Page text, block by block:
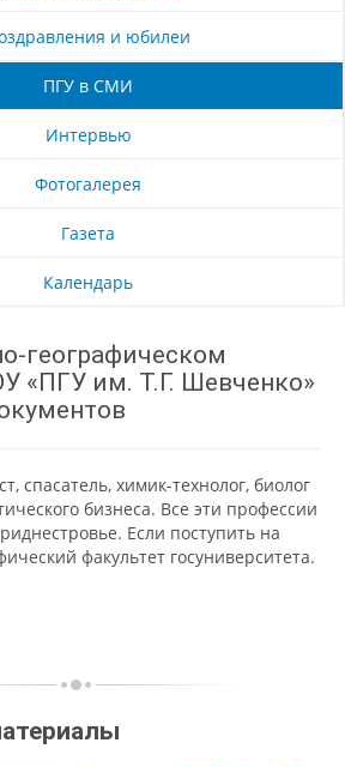
и юбилеи
ПГУ в СМИ
Интервью
Фотогалерея
Газета
Календарь
географическом
«ПГУ им. Т.Г. Шевченко»
спасатель, химик-технолог, биолог
бизнеса. Все эти профессии
Если поступить на
факультет госуниверситета.